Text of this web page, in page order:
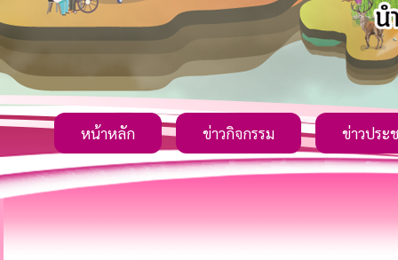
หน้าหลัก ข่าวกิจกรรม ข่าวประ